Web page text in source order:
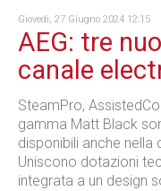
Giovedì, 27 Giugno 2024 12:15
AEG: tre
canale
SteamPro,
gamma Matt Black
disponibili anche nella
Uniscono dotazioni
integrata a un design